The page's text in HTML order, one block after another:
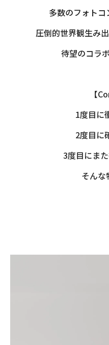
多数のフォトコ
圧倒的世界観生み
待望のコラ
【
1度目に
2度目に
3度目にま
そんな